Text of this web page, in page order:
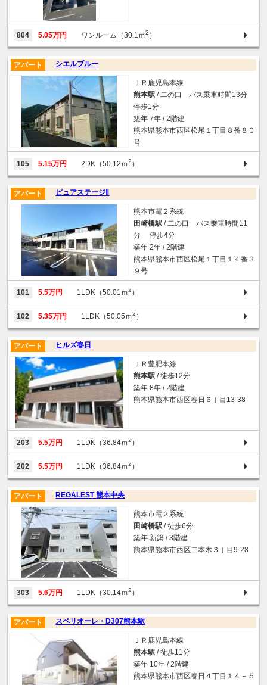
804 5.05万円 ワンルーム（30.1ｍ2 ）
シエルブルー
アパート
ＪＲ鹿児島本線
熊本駅 / 二の口 バス乗車時間13分
停歩1分
築年 7年 / 2階建
熊本県熊本市西区松尾１丁目８番８０
号
105 5.15万円 2DK（50.12ｍ2 ）
ピュアステージⅡ
アパート
熊本市電２系統
田崎橋駅 / 二の口 バス乗車時間11
分 停歩4分
築年 2年 / 2階建
熊本県熊本市西区松尾１丁目１４番３
９号
101 5.5万円 1LDK（50.01ｍ2 ）
102 5.35万円 1LDK（50.05ｍ2 ）
ヒルズ春日
アパート
ＪＲ豊肥本線
熊本駅 / 徒歩12分
築年 8年 / 2階建
熊本県熊本市西区春日６丁目13-38
203 5.5万円 1LDK（36.84ｍ2 ）
202 5.5万円 1LDK（36.84ｍ2 ）
REGALEST 熊本中央
アパート
熊本市電２系統
田崎橋駅 / 徒歩6分
築年 新築 / 3階建
熊本県熊本市西区二本木３丁目9-28
303 5.6万円 1LDK（30.14ｍ2 ）
スペリオーレ・D307熊本駅
アパート
ＪＲ鹿児島本線
熊本駅 / 徒歩11分
築年 10年 / 2階建
熊本県熊本市西区春日４丁目１４－５